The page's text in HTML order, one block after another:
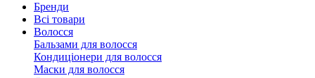
Бренди
Всі товари
Волосся
Бальзами для волосся
Кондиціонери для волосся
Маски для волосся